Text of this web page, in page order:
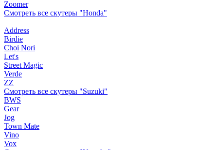
Zoomer
Смотреть все скутеры "Honda"
Address
Birdie
Choi Nori
Let's
Street Magic
Verde
ZZ
Смотреть все скутеры "Suzuki"
BWS
Gear
Jog
Town Mate
Vino
Vox